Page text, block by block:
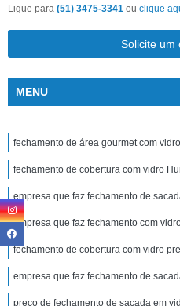
Ligue para (51) 3475-3341 ou clique
Solicite um
MENU
fechamento de área gourmet com
fechamento de cobertura com vidro
empresa que faz fechamento de
empresa que faz fechamento com
fechamento de cobertura com vidro
empresa que faz fechamento de
preço de fechamento de sacada em